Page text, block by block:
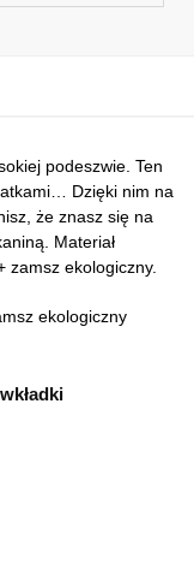
podeszwie. Ten
Dzięki nim na
że znasz się na
Materiał
zamsz ekologiczny.
ekologiczny